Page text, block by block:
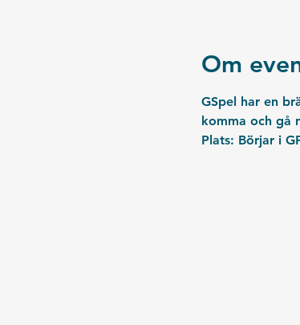
Om
GSpel har en
komma och gå
Plats: Börjar i